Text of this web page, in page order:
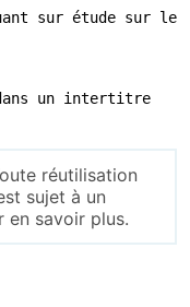
sur étude sur le
dans un intertitre
réutilisation
sujet à un
en savoir plus.